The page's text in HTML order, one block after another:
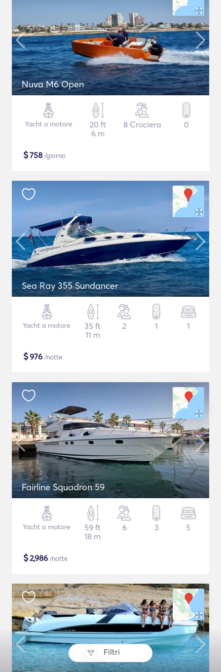
Filtri
Nuva M6 Open
Yacht a motore
20 ft
6 m
8 Crociera 0
$758 /giorno
Sea Ray 355 Sundancer
Yacht a motore
35 ft
11 m
2 1 1
$976 /notte
Fairline Squadron 59
Yacht a motore
59 ft
18 m
6 3 5
$2,986 /notte